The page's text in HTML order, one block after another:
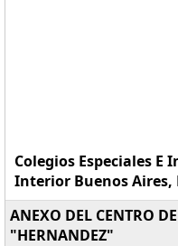
Colegios Especiales E
Interior Buenos Aires,
ANEXO DEL CENTRO
"HERNANDEZ"